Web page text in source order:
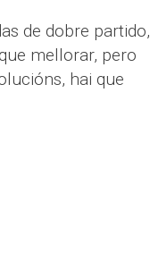
de dobre partido,
mellorar, pero
hai que